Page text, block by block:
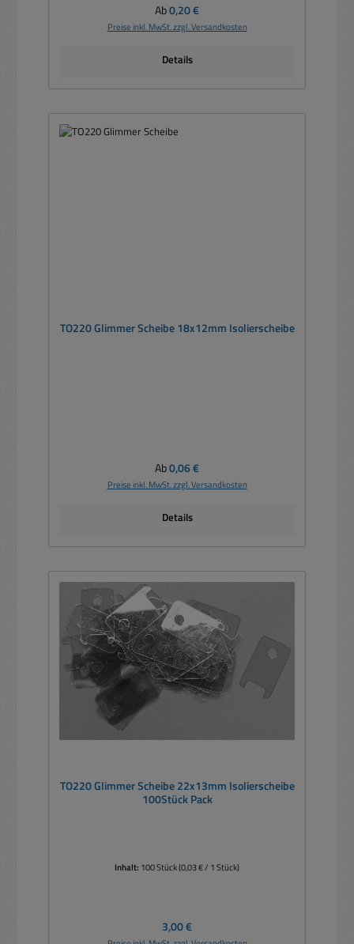
Regulärer Preis:
Ab0,20 €
Preise inkl. MwSt. zzgl. Versandkosten
Details
TO220 Glimmer Scheibe 18x12mm Isolierscheibe
Regulärer Preis:
Ab0,06 €
Preise inkl. MwSt. zzgl. Versandkosten
Details
TO220 Glimmer Scheibe 22x13mm Isolierscheibe
100Stück Pack
Inhalt: 100 Stück(0,03 € / 1 Stück)
Regulärer Preis:
3,00 €